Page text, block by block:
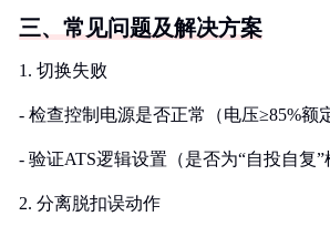
三、常见问题及解决方案
1. 切换失败
- 检查控制电源是否正常（电压≥85%额
- 验证ATS逻辑设置（是否为“自投自复”
2. 分离脱扣误动作